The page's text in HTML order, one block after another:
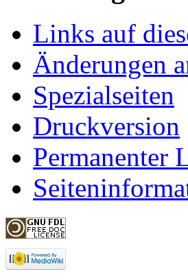
Links auf
Änderungen
Spezialseiten
Druckversion
Permanenter